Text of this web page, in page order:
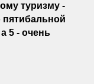
туризму -
5 - очень